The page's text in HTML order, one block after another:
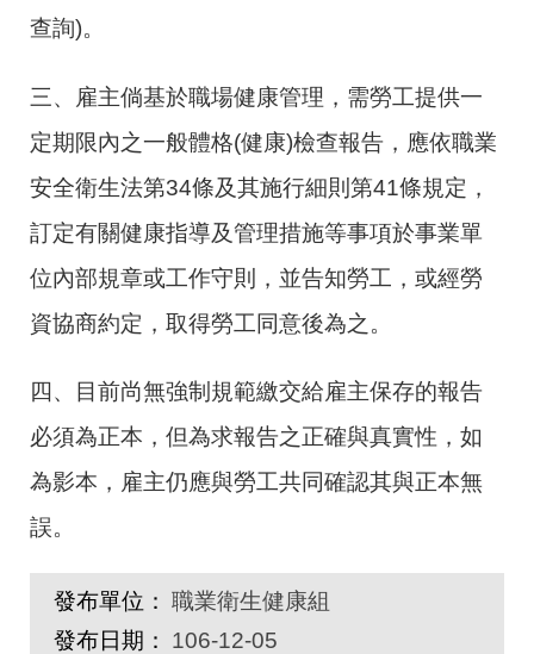
查詢)。
三、雇主倘基於職場健康管理，需勞工提供一
定期限內之一般體格(健康)檢查報告，應依職業
安全衛生法第34條及其施行細則第41條規定，
訂定有關健康指導及管理措施等事項於事業單
位內部規章或工作守則，並告知勞工，或經勞
資協商約定，取得勞工同意後為之。
四、目前尚無強制規範繳交給雇主保存的報告
必須為正本，但為求報告之正確與真實性，如
為影本，雇主仍應與勞工共同確認其與正本無
誤。
發布單位： 職業衛生健康組
發布日期：
106-12-05